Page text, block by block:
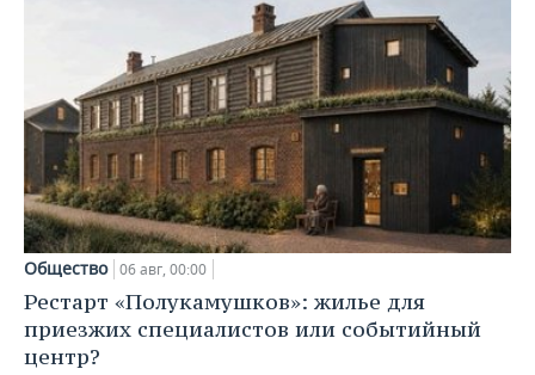
Общество 06 авг, 00:00
Рестарт «Полукамушков»: жилье для
приезжих специалистов или событийный
центр?